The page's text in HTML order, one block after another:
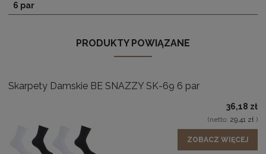
6 par
PRODUKTY POWIĄZANE
Skarpety Damskie BE SNAZZY SK-69 6 par
36,18 zł
(netto: 29,41 zł )
ZOBACZ WIĘCEJ